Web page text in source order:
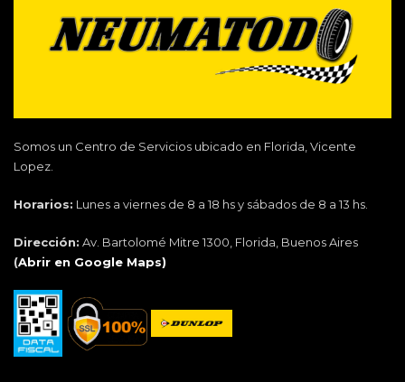
Somos un Centro de Servicios ubicado en Florida, Vicente
Lopez.
Horarios: Lunes a viernes de 8 a 18 hs y sábados de 8 a 13 hs.
Dirección: Av. Bartolomé Mitre 1300, Florida, Buenos Aires
(Abrir en Google Maps)